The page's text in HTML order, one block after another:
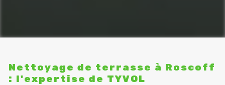
Nettoyage de terrasse à Roscoff
: l'expertise de TYVOL